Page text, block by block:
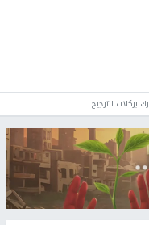
بركلات الترجيح